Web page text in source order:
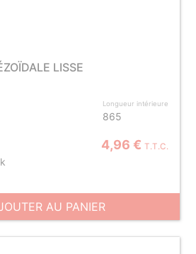
LISSE
Longueur intérieure
865
4,96 € T.T.C.
AU PANIER